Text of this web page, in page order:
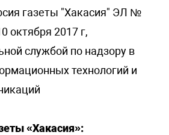
газеты "Хакасия" ЭЛ №
октября 2017 г,
службой по надзору в
технологий и
«Хакасия»: